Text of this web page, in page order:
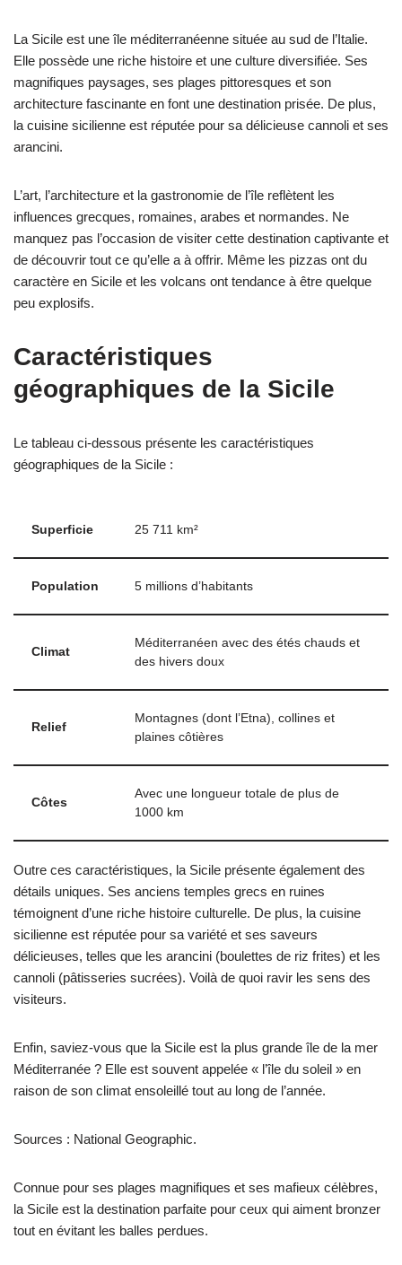
La Sicile est une île méditerranéenne située au sud de l’Italie.
Elle possède une riche histoire et une culture diversifiée. Ses
magnifiques paysages, ses plages pittoresques et son
architecture fascinante en font une destination prisée. De plus,
la cuisine sicilienne est réputée pour sa délicieuse cannoli et ses
arancini.
L’art, l’architecture et la gastronomie de l’île reflètent les
influences grecques, romaines, arabes et normandes. Ne
manquez pas l’occasion de visiter cette destination captivante et
de découvrir tout ce qu’elle a à offrir. Même les pizzas ont du
caractère en Sicile et les volcans ont tendance à être quelque
peu explosifs.
Caractéristiques
géographiques de la Sicile
Le tableau ci-dessous présente les caractéristiques
géographiques de la Sicile :
Superficie 25 711 km²
Population 5 millions d’habitants
Climat
Méditerranéen avec des étés chauds et
des hivers doux
Relief
Montagnes (dont l’Etna), collines et
plaines côtières
Côtes
Avec une longueur totale de plus de
1000 km
Outre ces caractéristiques, la Sicile présente également des
détails uniques. Ses anciens temples grecs en ruines
témoignent d’une riche histoire culturelle. De plus, la cuisine
sicilienne est réputée pour sa variété et ses saveurs
délicieuses, telles que les arancini (boulettes de riz frites) et les
cannoli (pâtisseries sucrées). Voilà de quoi ravir les sens des
visiteurs.
Enfin, saviez-vous que la Sicile est la plus grande île de la mer
Méditerranée ? Elle est souvent appelée « l’île du soleil » en
raison de son climat ensoleillé tout au long de l’année.
Sources : National Geographic.
Connue pour ses plages magnifiques et ses mafieux célèbres,
la Sicile est la destination parfaite pour ceux qui aiment bronzer
tout en évitant les balles perdues.